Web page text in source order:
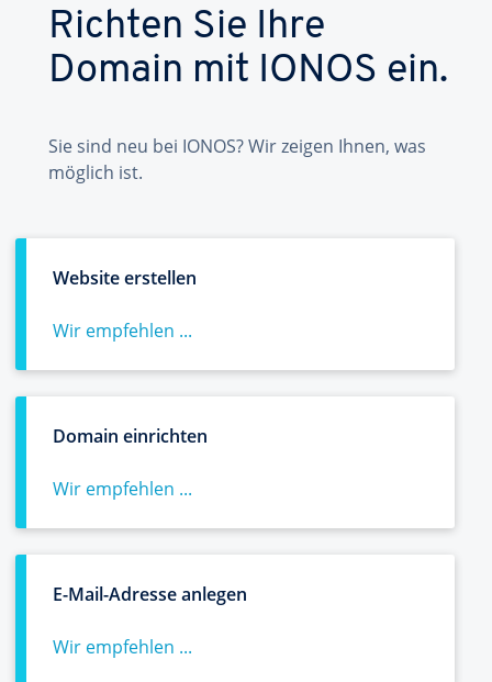
Richten Sie Ihre
Domain mit IONOS ein.
Sie sind neu bei IONOS? Wir zeigen Ihnen, was
möglich ist.
Website erstellen
Wir empfehlen ...
Domain einrichten
Wir empfehlen ...
E-Mail-Adresse anlegen
Wir empfehlen ...